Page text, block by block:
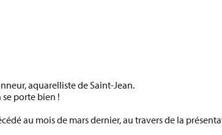
aquarelliste de Saint-Jean.
porte bien !
au mois de mars dernier, au travers de la